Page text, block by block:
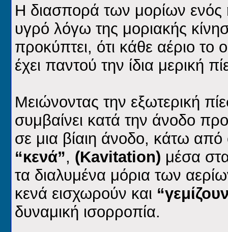
Η διασπορά των μορίων
υγρό λόγω της μοριακής
προκύπτει, ότι κάθε αέριο
έχει παντού την ίδια μερική
Μειώνοντας την εξωτερική
συμβαίνει κατά την άνοδο
σε μια βίαιη άνοδο, κάτω από
“κενά”, (Kavitation) μέσα
τα διαλυμένα μόρια των
κενά εισχωρούν και
δυναμική ισορροπία.